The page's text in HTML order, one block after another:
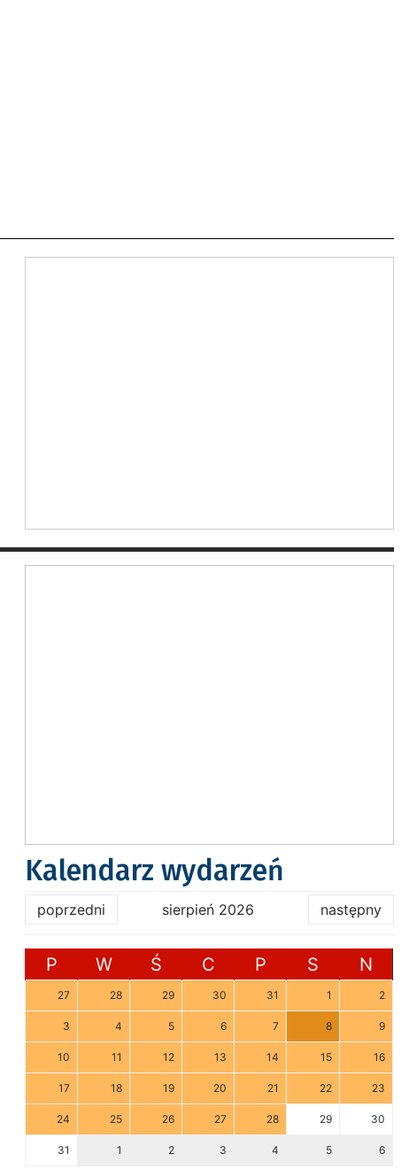
Kalendarz wydarzeń
poprzedni sierpień 2026 następny
P W Ś C P S N
27 28 29 30 31 1 2
3 4 5 6 7 8 9
10 11 12 13 14 15 16
17 18 19 20 21 22 23
24 25 26 27 28 29 30
31 1 2 3 4 5 6